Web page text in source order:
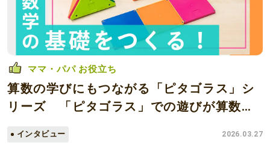
ママ・パパ お役立ち
算数の学びにもつながる「ピタゴラス」シ
リーズ 「ピタゴラス」での遊びが算数や
インタビュー 2026.03.27